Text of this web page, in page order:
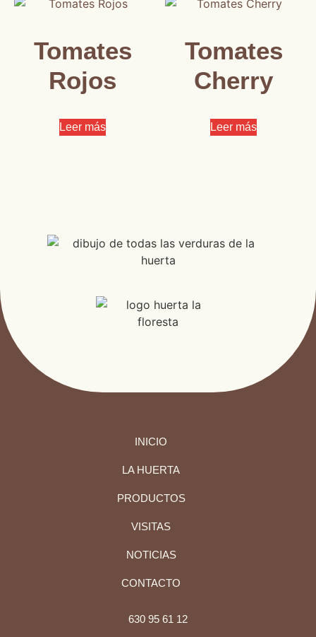
Tomates
Rojos
Leer más
Tomates
Cherry
Leer más
INICIO
LA HUERTA
PRODUCTOS
VISITAS
NOTICIAS
CONTACTO
630 95 61 12